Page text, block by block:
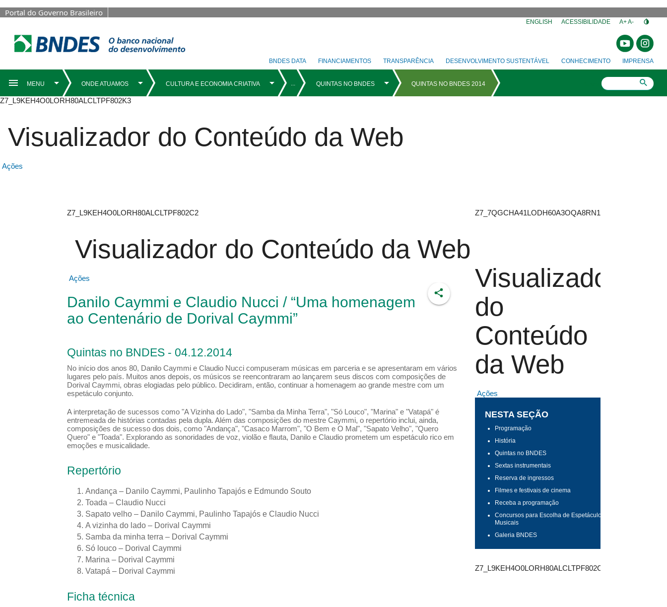
Portal do Governo Brasileiro
ENGLISH ACESSIBILIDADE A+A-
BNDES DATA FINANCIAMENTOS TRANSPARÊNCIA DESENVOLVIMENTO SUSTENTÁVEL CONHECIMENTO IMPRENSA
Z7_L9KEH4O0LORH80ALCLTPF802K3
Visualizador do Conteúdo da Web
Ações
Z7_L9KEH4O0LORH80ALCLTPF802C2
Visualizador do Conteúdo da Web
Ações
Danilo Caymmi e Claudio Nucci / “Uma homenagem
ao Centenário de Dorival Caymmi”
Quintas no BNDES - 04.12.2014
No início dos anos 80, Danilo Caymmi e Claudio Nucci compuseram músicas em parceria e se apresentaram em vários
lugares pelo país. Muitos anos depois, os músicos se reencontraram ao lançarem seus discos com composições de
Dorival Caymmi, obras elogiadas pelo público. Decidiram, então, continuar a homenagem ao grande mestre com um
espetáculo conjunto.
A interpretação de sucessos como "A Vizinha do Lado", "Samba da Minha Terra", "Só Louco", "Marina" e "Vatapá" é
entremeada de histórias contadas pela dupla. Além das composições do mestre Caymmi, o repertório inclui, ainda,
composições de sucesso dos dois, como "Andança", "Casaco Marrom", "O Bem e O Mal", "Sapato Velho", "Quero
Quero" e "Toada". Explorando as sonoridades de voz, violão e flauta, Danilo e Claudio prometem um espetáculo rico em
emoções e musicalidade.
Repertório
Andança – Danilo Caymmi, Paulinho Tapajós e Edmundo Souto
Toada – Claudio Nucci
Sapato velho – Danilo Caymmi, Paulinho Tapajós e Claudio Nucci
A vizinha do lado – Dorival Caymmi
Samba da minha terra – Dorival Caymmi
Só louco – Dorival Caymmi
Marina – Dorival Caymmi
Vatapá – Dorival Caymmi
Ficha técnica
Z7_7QGCHA41LODH60A3OQA8RN14L7
Visualizador
do
Conteúdo
da Web
Ações
NESTA SEÇÃO
Programação
História
Quintas no BNDES
Sextas instrumentais
Reserva de ingressos
Filmes e festivais de cinema
Receba a programação
Concursos para Escolha de Espetáculos
Musicais
Galeria BNDES
Z7_L9KEH4O0LORH80ALCLTPF802C7